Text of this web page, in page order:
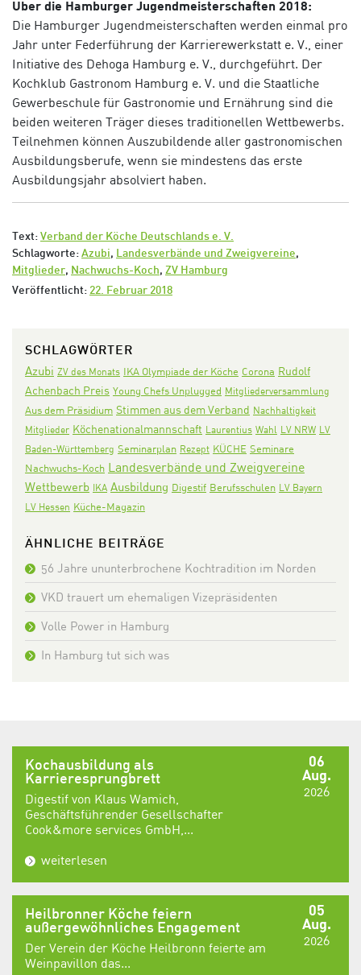
Über die Hamburger Jugendmeisterschaften 2018:
Die Hamburger Jugendmeisterschaften werden einmal pro
Jahr unter Federführung der Karrierewerkstatt e. V., einer
Initiative des Dehoga Hamburg e. V., durchgeführt. Der
Kochklub Gastronom Hamburg e. V. und die Staatliche
Gewerbeschule für Gastronomie und Ernährung sind die
beiden weiteren Träger dieses traditionellen Wettbewerbs.
Teilnehmen können Auszubildende aller gastronomischen
Ausbildungsberufe, wenn sie mindestens das erste
Ausbildungsjahr absolviert haben.
Text: Verband der Köche Deutschlands e. V.
Schlagworte: Azubi, Landesverbände und Zweigvereine,
Mitglieder, Nachwuchs-Koch, ZV Hamburg
Veröffentlicht: 22. Februar 2018
SCHLAGWÖRTER
Azubi ZV des Monats IKA Olympiade der Köche Corona Rudolf
Achenbach Preis Young Chefs Unplugged Mitgliederversammlung
Aus dem Präsidium Stimmen aus dem Verband Nachhaltigkeit
Mitglieder Köchenationalmannschaft Laurentius Wahl LV NRW LV
Baden-Württemberg Seminarplan Rezept KÜCHE Seminare
Nachwuchs-Koch Landesverbände und Zweigvereine
Wettbewerb IKA Ausbildung Digestif Berufsschulen LV Bayern
LV Hessen Küche-Magazin
ÄHNLICHE BEITRÄGE
56 Jahre ununterbrochene Kochtradition im Norden
VKD trauert um ehemaligen Vizepräsidenten
Volle Power in Hamburg
In Hamburg tut sich was
06
Aug.
2026
Kochausbildung als
Karrieresprungbrett
Digestif von Klaus Wamich,
Geschäftsführender Gesellschafter
Cook&more services GmbH,...
weiterlesen
05
Aug.
2026
Heilbronner Köche feiern
außergewöhnliches Engagement
Der Verein der Köche Heilbronn feierte am
Weinpavillon das...